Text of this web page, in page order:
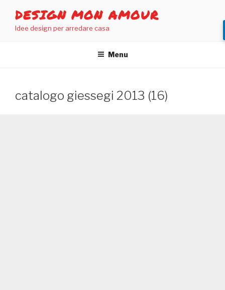
contenuto
DESIGN MON AMOUR
Idee design per arredare casa
Menu
catalogo giessegi 2013 (16)